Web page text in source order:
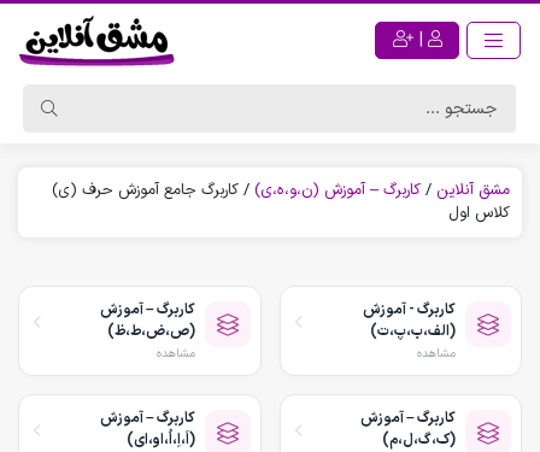
|
مشق آنلاین / کاربرگ – آموزش (ن،و،ه،ی) / کاربرگ جامع آموزش حرف (ی)
کلاس اول
کاربرگ - آموزش
(الف،ب،پ،ت)
مشاهده
کاربرگ – آموزش
(ص،ض،ط،ظ)
مشاهده
کاربرگ – آموزش
(ک،گ،ل،م)
کاربرگ – آموزش
(اَ،اِ،اُ،او،ای)